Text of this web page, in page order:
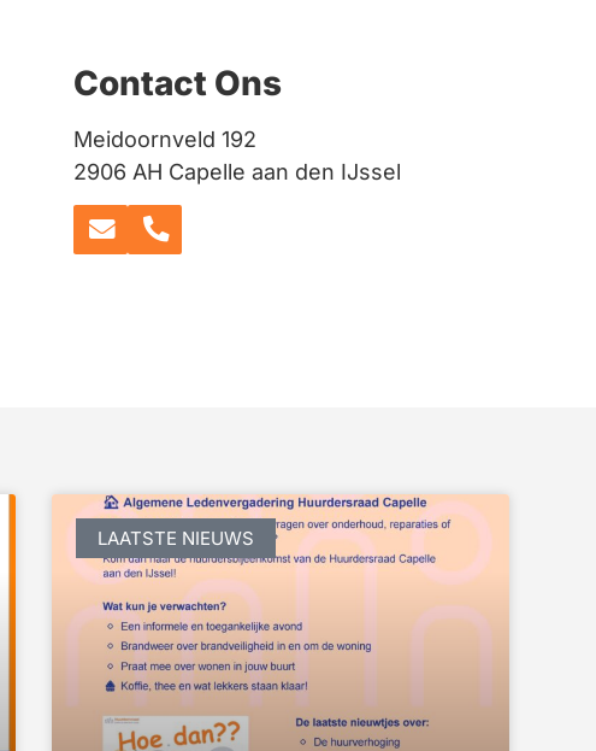
Contact Ons
Meidoornveld 192
2906 AH Capelle aan den IJssel
LAATSTE NIEUWS